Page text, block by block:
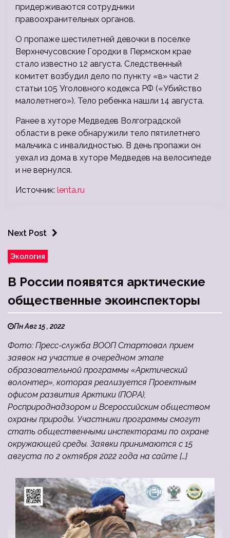
придерживаются сотрудники
правоохранительных органов.
О пропаже шестилетней девочки в поселке
Верхнечусовские Городки в Пермском крае
стало известно 12 августа. Следственный
комитет возбудил дело по пункту «в» части 2
статьи 105 Уголовного кодекса РФ («Убийство
малолетнего»). Тело ребенка нашли 14 августа.
Ранее в хуторе Медведев Волгоградской
области в реке обнаружили тело пятилетнего
мальчика с инвалидностью. В день пропажи он
уехал из дома в хуторе Медведев на велосипеде
и не вернулся.
Источник: lenta.ru
Next Post
Экология
В России появятся арктические
общественные экоинспекторы
Пн Авг 15 , 2022
Фото: Пресс-служба ВООП Стартовал прием
заявок на участие в очередном этапе
образовательной программы «Арктический
волонтер», которая реализуется Проектным
офисом развития Арктики (ПОРА),
Росприроднадзором и Всероссийским обществом
охраны природы. Участники программы смогут
стать общественными инспекторами по охране
окружающей среды. Заявки принимаются с 15
августа по 2 октября 2022 года на сайте […]